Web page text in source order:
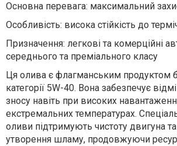
Основна перевага: максимальний
Особливість: висока стійкість до
Призначення: легкові та комерційні
середнього та преміального класу
Ця олива є флагманським продуктом
категорії 5W-40. Вона забезпечує
зносу навіть при високих
екстремальних температурах.
оливи підтримують чистоту двигуна
утворення шламу, продовжуючи